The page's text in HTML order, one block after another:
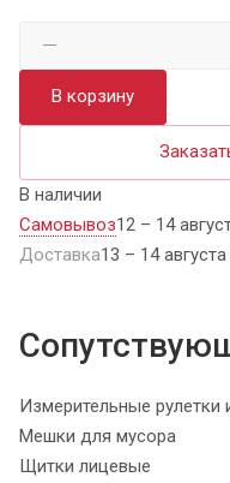
В корзину
В наличии
Самовывоз12 – 14
Доставка13 – 14 августа
Измерительные рулетки
Мешки для мусора
Щитки лицевые